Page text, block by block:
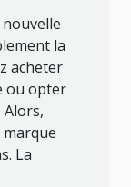
nouvelle
la
acheter
ou opter
La